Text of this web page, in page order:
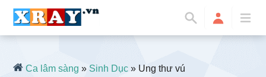
Ca lâm sàng »Sinh Dục » Ung thư vú